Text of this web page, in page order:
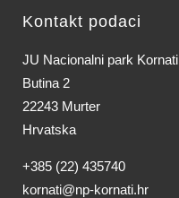
Kontakt podaci
JU Nacionalni park Kornati
Butina 2
22243 Murter
Hrvatska
+385 (22) 435740
kornati@np-kornati.hr